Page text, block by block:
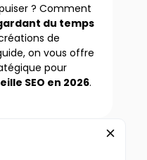
? Comment
du temps
de
on vous offre
pour
SEO en 2026.